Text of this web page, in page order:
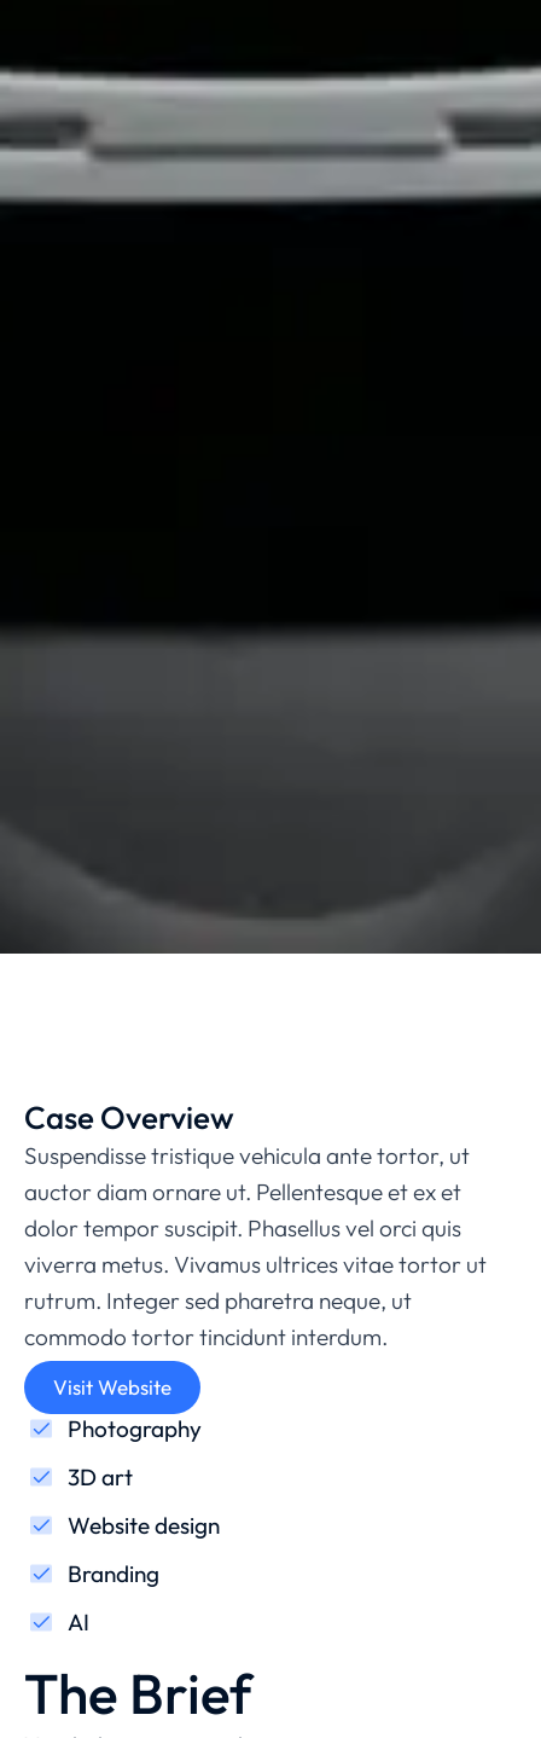
Case Overview
Suspendisse tristique vehicula ante tortor, ut
auctor diam ornare ut. Pellentesque et ex et
dolor tempor suscipit. Phasellus vel orci quis
viverra metus. Vivamus ultrices vitae tortor ut
rutrum. Integer sed pharetra neque, ut
commodo tortor tincidunt interdum.
Visit Website
Photography
3D art
Website design
Branding
AI
The Brief